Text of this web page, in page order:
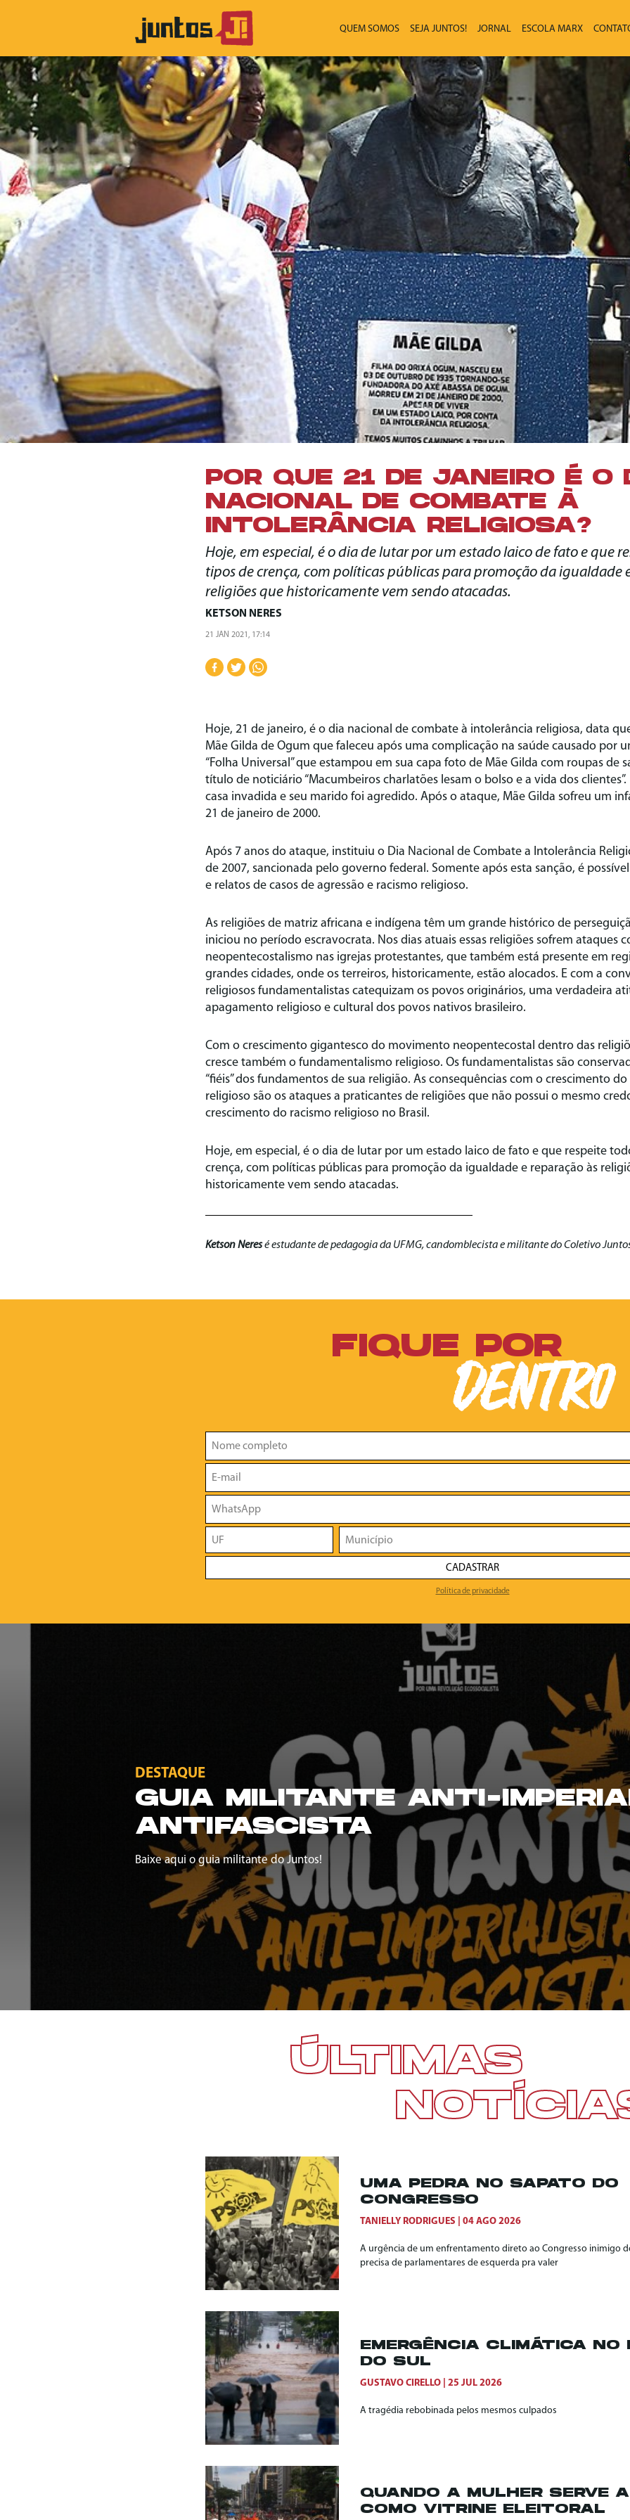
QUEM SOMOS SEJA JUNTOS! JORNAL ESCOLA MARX
POR QUE 21 DE JANEIRO É O
NACIONAL DE COMBATE À
INTOLERÂNCIA RELIGIOSA?
Hoje, em especial, é o dia de lutar por um estado laico de fato e que
tipos de crença, com políticas públicas para promoção da igualdade
religiões que historicamente vem sendo atacadas.
KETSON NERES
21 JAN 2021, 17:14
Hoje, 21 de janeiro, é o dia nacional de combate à intolerância religiosa, data
Mãe Gilda de Ogum que faleceu após uma complicação na saúde causado por
“Folha Universal” que estampou em sua capa foto de Mãe Gilda com roupas de
título de noticiário “Macumbeiros charlatões lesam o bolso e a vida dos
casa invadida e seu marido foi agredido. Após o ataque, Mãe Gilda sofreu um
21 de janeiro de 2000.
Após 7 anos do ataque, instituiu o Dia Nacional de Combate a Intolerância
de 2007, sancionada pelo governo federal. Somente após esta sanção, é
e relatos de casos de agressão e racismo religioso.
As religiões de matriz africana e indígena têm um grande histórico de
iniciou no período escravocrata. Nos dias atuais essas religiões sofrem ataques
neopentecostalismo nas igrejas protestantes, que também está presente em
grandes cidades, onde os terreiros, historicamente, estão alocados. E com a
religiosos fundamentalistas catequizam os povos originários, uma verdadeira
apagamento religioso e cultural dos povos nativos brasileiro.
Com o crescimento gigantesco do movimento neopentecostal dentro das
cresce também o fundamentalismo religioso. Os fundamentalistas são
“fiéis” dos fundamentos de sua religião. As consequências com o crescimento
religioso são os ataques a praticantes de religiões que não possui o mesmo
crescimento do racismo religioso no Brasil.
Hoje, em especial, é o dia de lutar por um estado laico de fato e que respeite
crença, com políticas públicas para promoção da igualdade e reparação às
historicamente vem sendo atacadas.
Ketson Neresé estudante de pedagogia da UFMG, candomblecista e militante do Coletivo
FIQUE POR
DENTRO
CADASTRAR
Política de privacidade
DESTAQUE
GUIA MILITANTE ANTI-
ANTIFASCISTA
Baixe aqui o guia militante do Juntos!
ÚLTIMAS
UMA PEDRA NO SAPATO DO
CONGRESSO
TANIELLY RODRIGUES 04 AGO 2026
A urgência de um enfrentamento direto ao Congresso inimigo
precisa de parlamentares de esquerda pra valer
EMERGÊNCIA CLIMÁTICA NO
DO SUL
GUSTAVO CIRELLO 25 JUL 2026
A tragédia rebobinada pelos mesmos culpados
QUANDO A MULHER SERVE
COMO VITRINE ELEITORAL